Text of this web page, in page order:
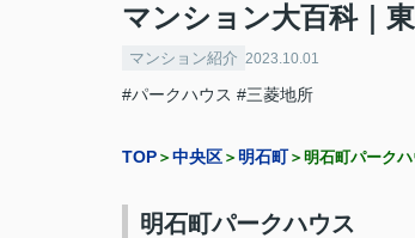
マンション大百科｜
マンション紹介 2023.10.01
#パークハウス #三菱地所
TOP ＞ 中央区 ＞ 明石町 ＞明石町パーク
明石町パークハウス